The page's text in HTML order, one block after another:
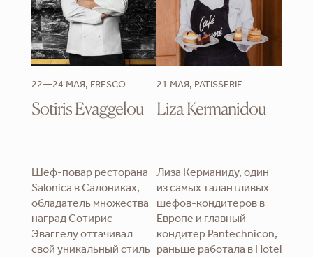
22—24 МАЯ, FRESCO
Sotiris Evaggelou
Шеф-повар ресторана
Salonica в Салониках,
обладатель множества
наград Сотирис
Эваггелу оттачивал
свой уникальный стиль
21 МАЯ, PATISSERIE
Liza Kermanidou
Лиза Керманиду, один
из самых талантливых
шефов-кондитеров в
Европе и главный
кондитер Pantechnicon,
раньше работала в Hotel